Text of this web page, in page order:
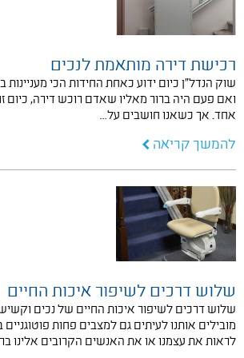
רכישת דירה מותאמת לנכים
שוק הנדל"ן כיום ידוע כאחת החידות הכי מעניינות
ואם פעם היה ברור מאליו שאדם רוכש דירה, כיום
אחד. אך כשאנו חושבים על…
להמשך קריאה
שלוש דרכים לשיפור איכות החיים
שלוש דרכים לשיפור איכות החיים של נכים
מובילים אותנו לעיתים גם למצבים פחות
לראות את עצמנו או את האנשים הקרובים אלינו